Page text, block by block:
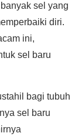
sel yang
diri.
ini,
sel baru
bagi tubuh
sel baru